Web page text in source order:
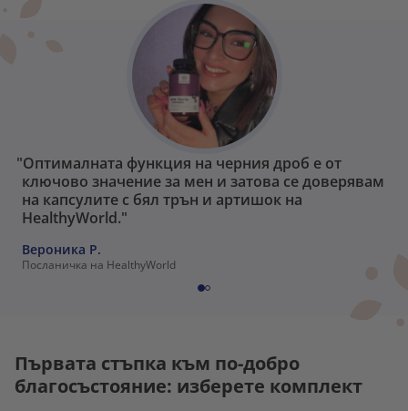
"Оптималната функция на черния дроб е от
ключово значение за мен и затова се доверявам
на капсулите с бял трън и артишок на
HealthyWorld."
Вероника Р.
Посланичка на HealthyWorld
Първата стъпка към по-добро
благосъстояние: изберете комплект